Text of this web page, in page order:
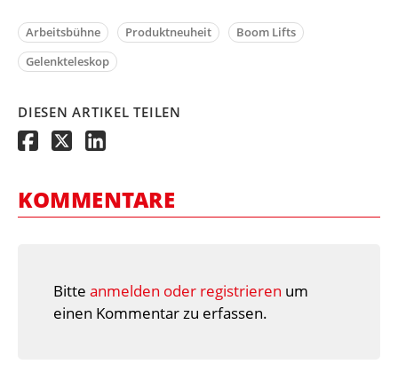
Arbeitsbühne Produktneuheit
Boom Lifts
Gelenkteleskop
DIESEN ARTIKEL TEILEN
KOMMENTARE
Bitte anmelden oder registrieren um
einen Kommentar zu erfassen.